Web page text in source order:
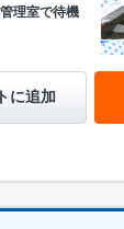
理室で待機
に追加